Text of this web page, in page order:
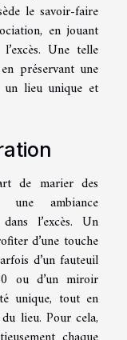
le savoir-faire
en jouant
Une telle
préservant une
un lieu unique et
de marier des
une ambiance
l’excès. Un
d’une touche
d’un fauteuil
ou d’un miroir
unique, tout en
lieu. Pour cela,